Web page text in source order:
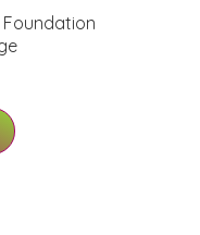
Foundation